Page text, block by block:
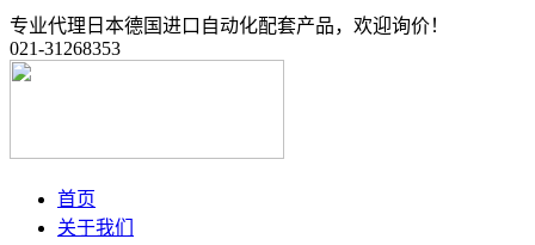
专业代理日本德国进口自动化配套产品，欢迎询价！
021-31268353
首页
关于我们